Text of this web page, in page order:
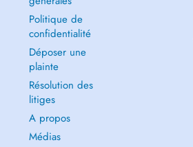
Politique de
confidentialité
Déposer une
plainte
Résolution des
litiges
A propos
Médias